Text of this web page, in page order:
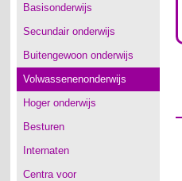
Basisonderwijs
Secundair onderwijs
Buitengewoon onderwijs
Volwassenenonderwijs
Hoger onderwijs
Besturen
Internaten
Centra voor